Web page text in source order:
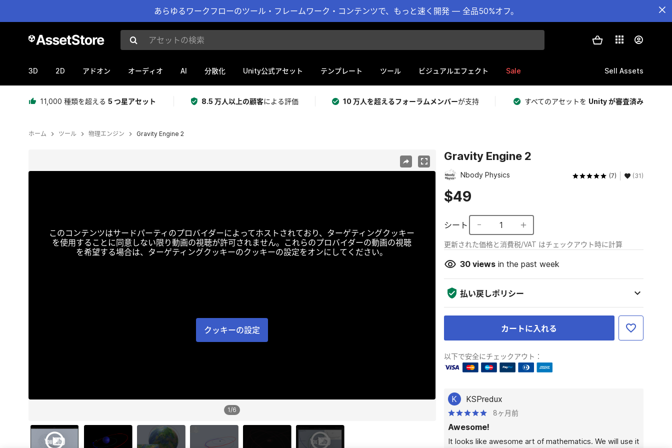
あらゆるワークフローのツール・フレームワーク・コンテンツで、もっと速く開発 — 全品50%オフ。
アセットの検索
3D 2D アドオン オーディオ AI 分散化 Unity公式アセット テンプレート ツール ビジュアルエフェクト Sale Sell Assets
11,000 種類を超える 5 つ星アセット 8.5 万人以上の顧客による評価 10 万人を超えるフォーラムメンバーが支持 すべてのアセットを Unity が審査済み
ホーム ツール 物理エンジン Gravity Engine 2
このコンテンツはサードパーティのプロバイダーによってホストされており、ターゲティングクッキー
を使用することに同意しない限り動画の視聴が許可されません。これらのプロバイダーの動画の視聴
を希望する場合は、ターゲティングクッキーのクッキーの設定をオンにしてください。
クッキーの設定
1/6
Gravity Engine 2
Nbody Physics (7) (31)
$49
シート 1
更新された価格と消費税/VAT はチェックアウト時に計算
30viewsin the past week
払い戻しポリシー
カートに入れる
以下で安全にチェックアウト：
K KSPredux
8ヶ月前
Awesome!
It looks like awesome art of mathematics. We will use it